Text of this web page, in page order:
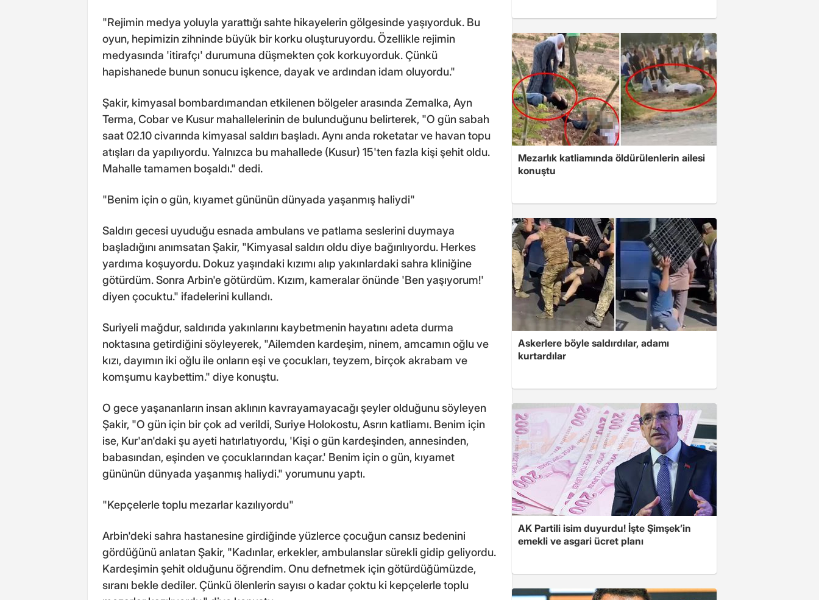
"Rejimin medya yoluyla yarattığı sahte hikayelerin gölgesinde yaşıyorduk. Bu
oyun, hepimizin zihninde büyük bir korku oluşturuyordu. Özellikle rejimin
medyasında 'itirafçı' durumuna düşmekten çok korkuyorduk. Çünkü
hapishanede bunun sonucu işkence, dayak ve ardından idam oluyordu."
Şakir, kimyasal bombardımandan etkilenen bölgeler arasında Zemalka, Ayn
Terma, Cobar ve Kusur mahallelerinin de bulunduğunu belirterek, "O gün sabah
saat 02.10 civarında kimyasal saldırı başladı. Aynı anda roketatar ve havan topu
atışları da yapılıyordu. Yalnızca bu mahallede (Kusur) 15'ten fazla kişi şehit oldu.
Mahalle tamamen boşaldı." dedi.
"Benim için o gün, kıyamet gününün dünyada yaşanmış haliydi"
Saldırı gecesi uyuduğu esnada ambulans ve patlama seslerini duymaya
başladığını anımsatan Şakir, "Kimyasal saldırı oldu diye bağırılıyordu. Herkes
yardıma koşuyordu. Dokuz yaşındaki kızımı alıp yakınlardaki sahra kliniğine
götürdüm. Sonra Arbin'e götürdüm. Kızım, kameralar önünde 'Ben yaşıyorum!'
diyen çocuktu." ifadelerini kullandı.
Suriyeli mağdur, saldırıda yakınlarını kaybetmenin hayatını adeta durma
noktasına getirdiğini söyleyerek, "Ailemden kardeşim, ninem, amcamın oğlu ve
kızı, dayımın iki oğlu ile onların eşi ve çocukları, teyzem, birçok akrabam ve
komşumu kaybettim." diye konuştu.
O gece yaşananların insan aklının kavrayamayacağı şeyler olduğunu söyleyen
Şakir, "O gün için bir çok ad verildi, Suriye Holokostu, Asrın katliamı. Benim için
ise, Kur'an'daki şu ayeti hatırlatıyordu, 'Kişi o gün kardeşinden, annesinden,
babasından, eşinden ve çocuklarından kaçar.' Benim için o gün, kıyamet
gününün dünyada yaşanmış haliydi." yorumunu yaptı.
"Kepçelerle toplu mezarlar kazılıyordu"
Arbin'deki sahra hastanesine girdiğinde yüzlerce çocuğun cansız bedenini
gördüğünü anlatan Şakir, "Kadınlar, erkekler, ambulanslar sürekli gidip geliyordu.
Kardeşimin şehit olduğunu öğrendim. Onu defnetmek için götürdüğümüzde,
sıranı bekle dediler. Çünkü ölenlerin sayısı o kadar çoktu ki kepçelerle toplu
Mezarlık katliamında öldürülenlerin ailesi
konuştu
Askerlere böyle saldırdılar, adamı
kurtardılar
AK Partili isim duyurdu! İşte Şimşek’in
emekli ve asgari ücret planı